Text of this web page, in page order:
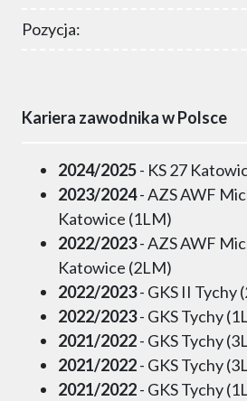
Pozycja:
Kariera zawodnika w Polsce
2024/2025- KS 27
2023/2024- AZS AWF
Katowice (1LM)
2022/2023- AZS AWF
Katowice (2LM)
2022/2023- GKS II Tychy
2022/2023- GKS Tychy
2021/2022- GKS Tychy
2021/2022- GKS Tychy
2021/2022- GKS Tychy